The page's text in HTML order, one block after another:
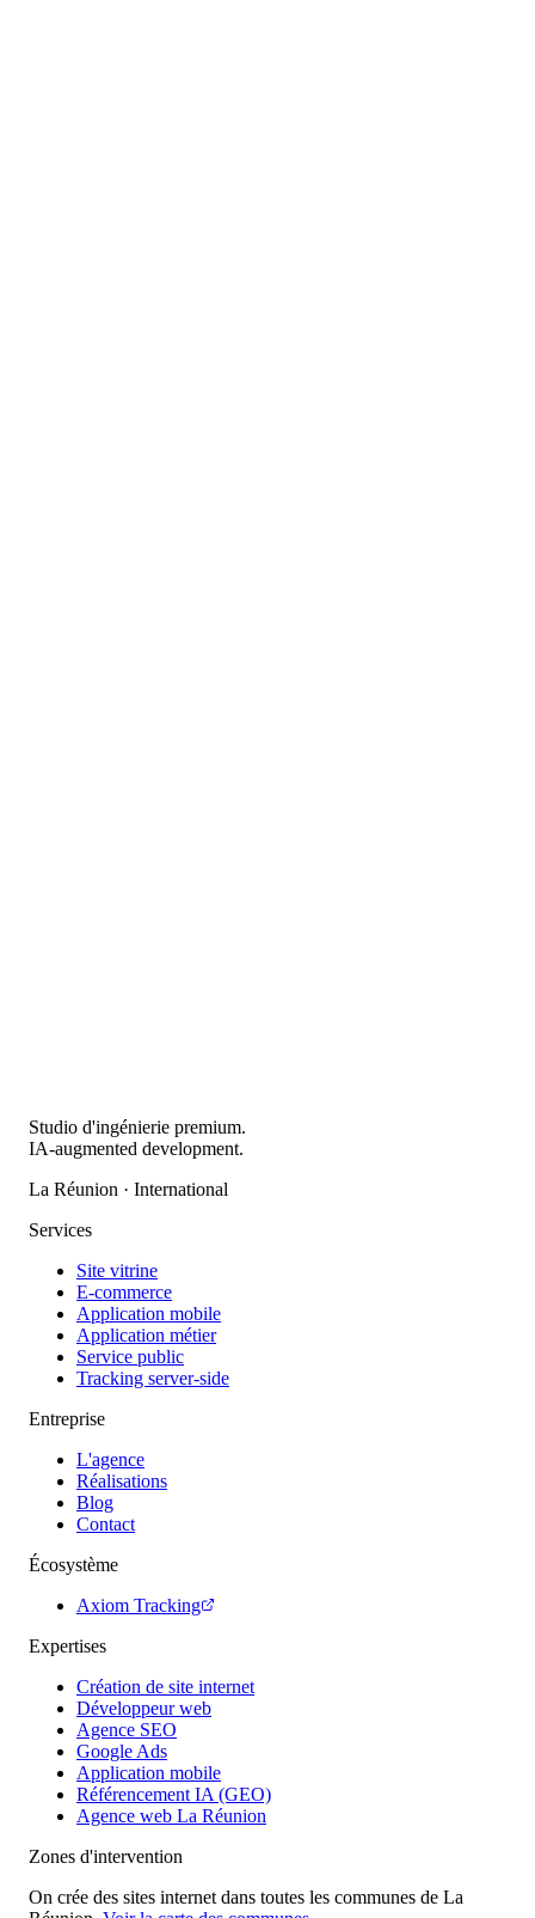
Studio d'ingénierie premium.
IA-augmented development.
La Réunion · International
Services
Site vitrine
E-commerce
Application mobile
Application métier
Service public
Tracking server-side
Entreprise
L'agence
Réalisations
Blog
Contact
Écosystème
Axiom Tracking
Expertises
Création de site internet
Développeur web
Agence SEO
Google Ads
Application mobile
Référencement IA (GEO)
Agence web La Réunion
Zones d'intervention
On crée des sites internet dans toutes les communes de La